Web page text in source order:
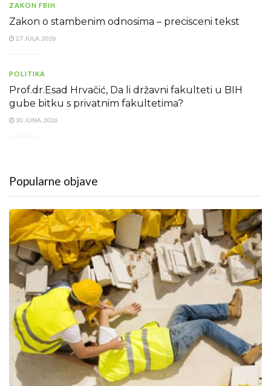
ZAKON FBIH
Zakon o stambenim odnosima – precisceni tekst
27 JULA, 2026
POLITIKA
Prof.dr.Esad Hrvačić, Da li državni fakulteti u BIH
gube bitku s privatnim fakultetima?
30 JUNA, 2026
Popularne objave